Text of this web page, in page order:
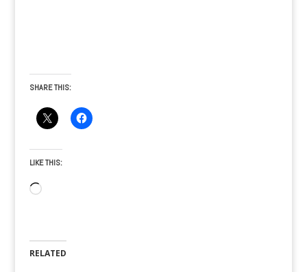
SHARE THIS:
LIKE THIS:
Loading…
RELATED